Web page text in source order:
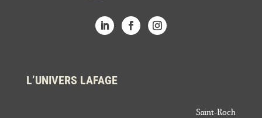
L’UNIVERS LAFAGE
Saint-Roch